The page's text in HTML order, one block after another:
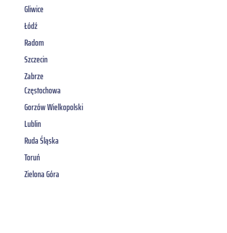
Gliwice
Łódź
Radom
Szczecin
Zabrze
Częstochowa
Gorzów Wielkopolski
Lublin
Ruda Śląska
Toruń
Zielona Góra